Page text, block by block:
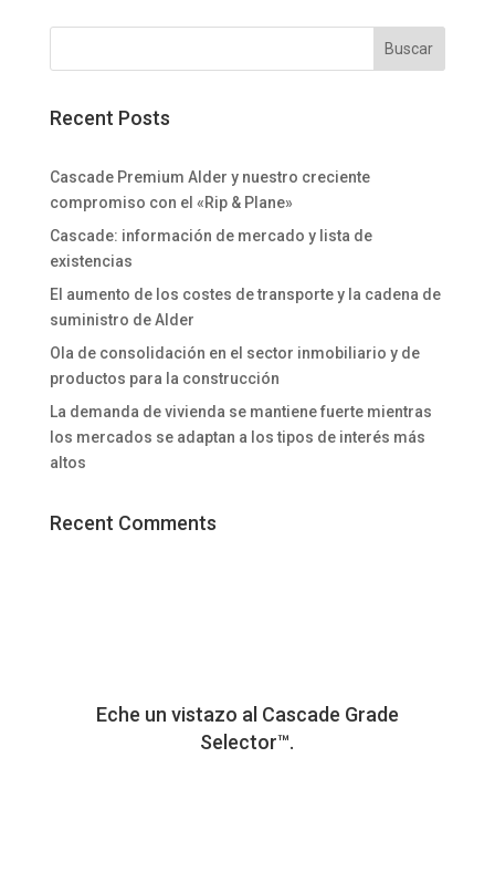
Recent Posts
Cascade Premium Alder y nuestro creciente
compromiso con el «Rip & Plane»
Cascade: información de mercado y lista de
existencias
El aumento de los costes de transporte y la cadena de
suministro de Alder
Ola de consolidación en el sector inmobiliario y de
productos para la construcción
La demanda de vivienda se mantiene fuerte mientras
los mercados se adaptan a los tipos de interés más
altos
Recent Comments
Eche un vistazo al Cascade Grade
Selector™.